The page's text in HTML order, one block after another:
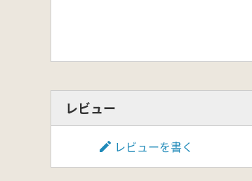
レビュー
レビューを書く